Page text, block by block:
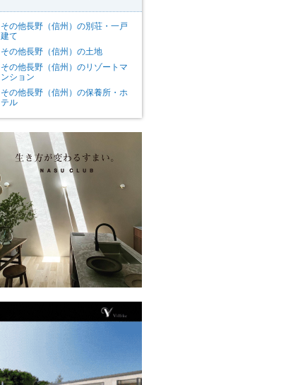
その他長野（信州）の別荘・一戸
建て
その他長野（信州）の土地
その他長野（信州）のリゾートマ
ンション
その他長野（信州）の保養所・ホ
テル